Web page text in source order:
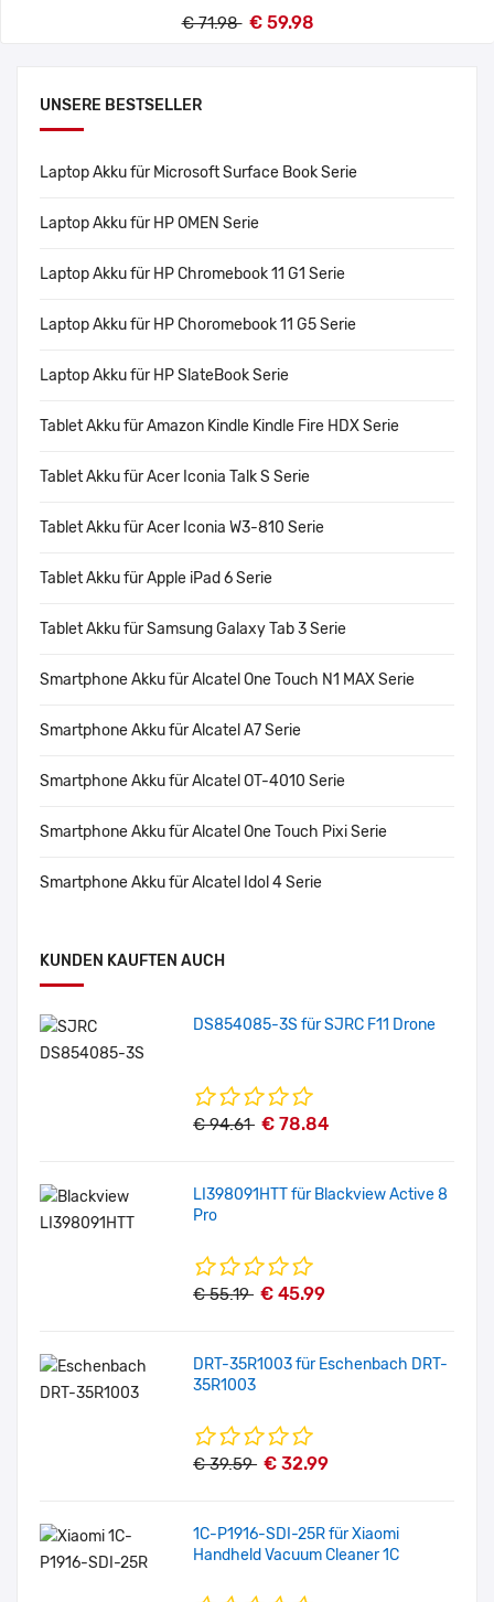
UNSERE BESTSELLER
Laptop Akku für Microsoft Surface Book Serie
Laptop Akku für HP OMEN Serie
Laptop Akku für HP Chromebook 11 G1 Serie
Laptop Akku für HP Choromebook 11 G5 Serie
Laptop Akku für HP SlateBook Serie
Tablet Akku für Amazon Kindle Kindle Fire HDX Serie
Tablet Akku für Acer Iconia Talk S Serie
Tablet Akku für Acer Iconia W3-810 Serie
Tablet Akku für Apple iPad 6 Serie
Tablet Akku für Samsung Galaxy Tab 3 Serie
Smartphone Akku für Alcatel One Touch N1 MAX Serie
Smartphone Akku für Alcatel A7 Serie
Smartphone Akku für Alcatel OT-4010 Serie
Smartphone Akku für Alcatel One Touch Pixi Serie
Smartphone Akku für Alcatel Idol 4 Serie
KUNDEN KAUFTEN AUCH
DS854085-3S für SJRC F11 Drone
€ 94.61 € 78.84
LI398091HTT für Blackview Active 8
Pro
€ 55.19 € 45.99
DRT-35R1003 für Eschenbach DRT-
35R1003
€ 39.59 € 32.99
1C-P1916-SDI-25R für Xiaomi
Handheld Vacuum Cleaner 1C
€ 71.98 € 59.98